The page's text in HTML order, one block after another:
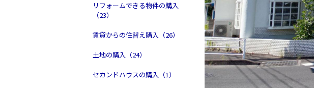
リフォームできる物件の購入
（23）
賃貸からの住替え購入（26）
土地の購入（24）
セカンドハウスの購入（1）